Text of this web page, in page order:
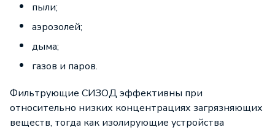
пыли;
аэрозолей;
дыма;
газов и паров.
Фильтрующие СИЗОД эффективны при
относительно низких концентрациях загрязняющих
веществ, тогда как изолирующие устройства